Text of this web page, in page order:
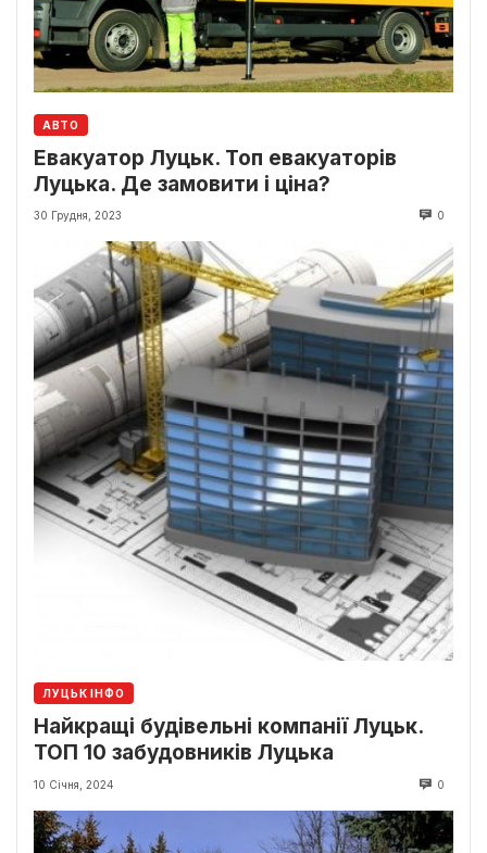
АВТО
Евакуатор Луцьк. Топ евакуаторів
Луцька. Де замовити і ціна?
30 Грудня, 2023 0
ЛУЦЬК ІНФО
Найкращі будівельні компанії Луцьк.
ТОП 10 забудовників Луцька
10 Січня, 2024 0